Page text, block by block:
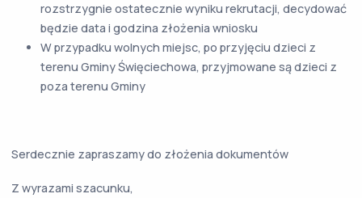
rozstrzygnie ostatecznie wyniku rekrutacji, decydować
będzie data i godzina złożenia wniosku
W przypadku wolnych miejsc, po przyjęciu dzieci z
terenu Gminy Święciechowa, przyjmowane są dzieci z
poza terenu Gminy
Serdecznie zapraszamy do złożenia dokumentów
Z wyrazami szacunku,